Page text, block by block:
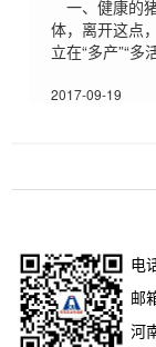
一、健康的
体，离开这点
立在“多产”“多
不螯述了。这
影响影响猪群
2017-09-19
电
邮
河